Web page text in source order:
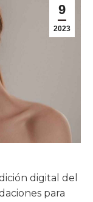
9
2023
digital del
para